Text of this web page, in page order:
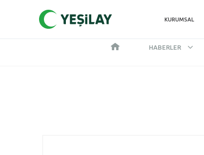
KURUMSAL
HABERLER